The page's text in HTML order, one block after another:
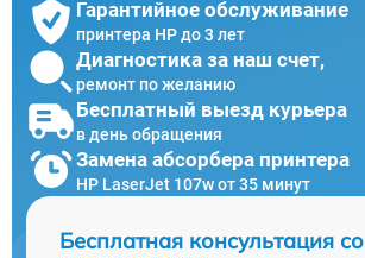
Гарантийное обслуживание
принтера HP до 3 лет
Диагностика за наш счет,
ремонт по желанию
Бесплатный выезд курьера
в день обращения
Замена абсорбера принтера
HP LaserJet 107w от 35 минут
Бесплатная консультация со